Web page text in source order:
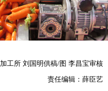
加工所 刘国明供稿/图 李昌宝审核
责任编辑：薛臣艺